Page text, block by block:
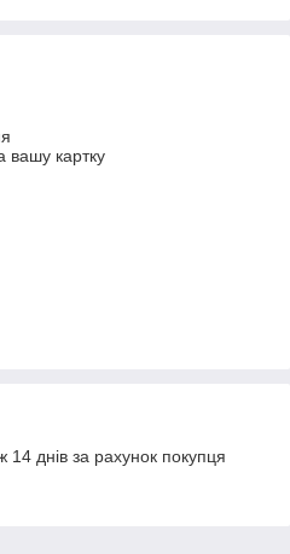
вашу картку
днів за рахунок покупця